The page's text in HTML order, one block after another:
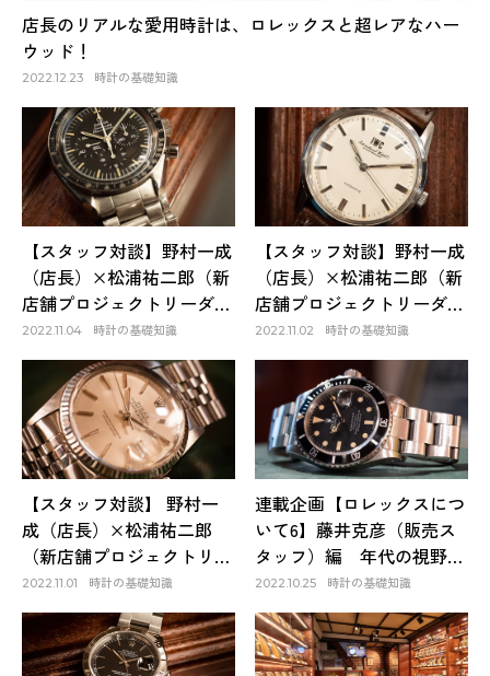
店長のリアルな愛用時計は、ロレックスと超レアなハー
ウッド！
2022.12.23 時計の基礎知識
【スタッフ対談】野村一成
（店長）×松浦祐二郎（新
店舗プロジェクトリーダ
ー）編 ロレックスとオメ
ガ。昔はオメガの方が人気
があったという理由とは＃
2022.11.04 時計の基礎知識
【スタッフ対談】野村一成
（店長）×松浦祐二郎（新
店舗プロジェクトリーダ
ー）編 ＃2 メンテナン
スも含め、長く使うならア
ンティークウォッチという
理由
2022.11.02 時計の基礎知識
【スタッフ対談】 野村一
成（店長）×松浦祐二郎
（新店舗プロジェクトリー
ダー）編 ＃１ ロレック
ス以外のアンティークウォ
ッチは決して高額ではな
く、むしろ安定している！
2022.11.01 時計の基礎知識
連載企画【ロレックスにつ
いて6】藤井克彦（販売ス
タッフ）編 年代の視野を
広げると、ロレックスをさ
らに楽しむことができる！
2022.10.25 時計の基礎知識